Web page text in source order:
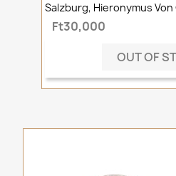
Salzburg, Hieronymus Von
Ft30,000
OUT OF